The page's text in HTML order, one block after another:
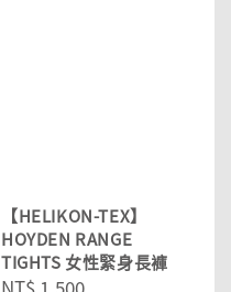
【HELIKON-TEX】
HOYDEN RANGE
TIGHTS 女性緊身長褲